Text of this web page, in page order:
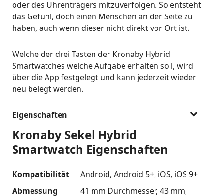
oder des Uhrenträgers mitzuverfolgen. So entsteht
das Gefühl, doch einen Menschen an der Seite zu
haben, auch wenn dieser nicht direkt vor Ort ist.
Welche der drei Tasten der Kronaby Hybrid
Smartwatches welche Aufgabe erhalten soll, wird
über die App festgelegt und kann jederzeit wieder
neu belegt werden.
Eigenschaften
Kronaby Sekel Hybrid
Smartwatch Eigenschaften
Kompatibilität Android Android 5+ iOS iOS 9+
Abmessung
41 mm Durchmesser 43 mm